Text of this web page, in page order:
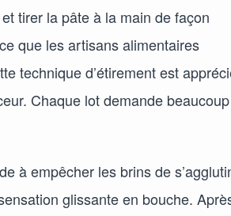
tirer la pâte à la main de façon
que les artisans alimentaires
technique d’étirement est
Chaque lot demande
à empêcher les brins de
glissante en bouche.